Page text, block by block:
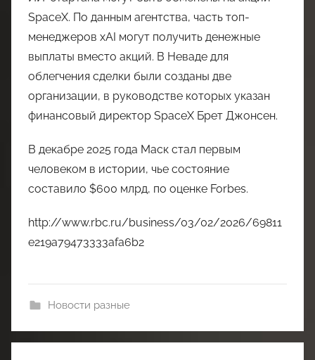
SpaceX. По данным агентства, часть топ-
менеджеров xAI могут получить денежные
выплаты вместо акций. В Неваде для
облегчения сделки были созданы две
организации, в руководстве которых указан
финансовый директор SpaceX Брет Джонсен.
В декабре 2025 года Маск стал первым
человеком в истории, чье состояние
составило $600 млрд, по оценке Forbes.
http://www.rbc.ru/business/03/02/2026/69811
e219a79473333afa6b2
Новости разные